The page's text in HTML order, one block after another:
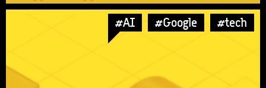
#AI #Google #tech